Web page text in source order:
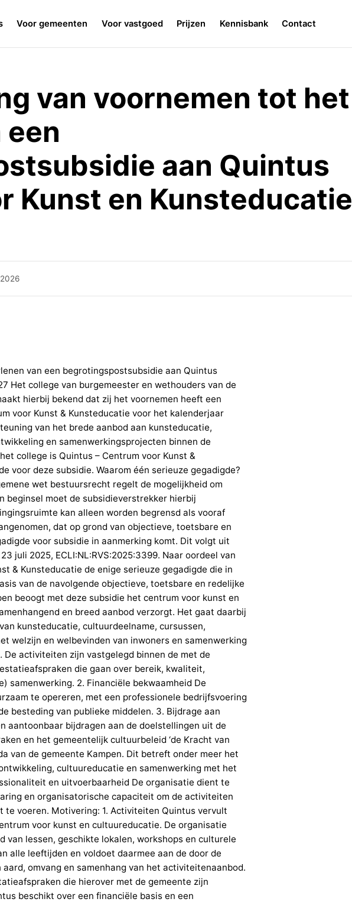
Voor gemeenten Voor vastgoed Prijzen Kennisbank Contact
van voornemen tot het
aan Quintus
Kunst en Kunsteducatie
van een begrotingspostsubsidie aan Quintus
Het college van burgemeester en wethouders van de
hierbij bekend dat zij het voornemen heeft een
voor Kunst & Kunsteducatie voor het kalenderjaar
van het brede aanbod aan kunsteducatie,
en samenwerkingsprojecten binnen de
college is Quintus – Centrum voor Kunst &
voor deze subsidie. Waarom één serieuze gegadigde?
wet bestuursrecht regelt de mogelijkheid om
beginsel moet de subsidieverstrekker hierbij
kan alleen worden begrensd als vooraf
dat op grond van objectieve, toetsbare en
voor subsidie in aanmerking komt. Dit volgt uit
juli 2025, ECLI:NL:RVS:2025:3399. Naar oordeel van
& Kunsteducatie de enige serieuze gegadigde die in
van de navolgende objectieve, toetsbare en redelijke
beoogt met deze subsidie het centrum voor kunst en
en breed aanbod verzorgt. Het gaat daarbij
kunsteducatie, cultuurdeelname, cursussen,
welzijn en welbevinden van inwoners en samenwerking
activiteiten zijn vastgelegd binnen de met de
die gaan over bereik, kwaliteit,
samenwerking. 2. Financiële bekwaamheid De
te opereren, met een professionele bedrijfsvoering
besteding van publieke middelen. 3. Bijdrage aan
aantoonbaar bijdragen aan de doelstellingen uit de
en het gemeentelijk cultuurbeleid ‘de Kracht van
van de gemeente Kampen. Dit betreft onder meer het
cultuureducatie en samenwerking met het
en uitvoerbaarheid De organisatie dient te
en organisatorische capaciteit om de activiteiten
voeren. Motivering: 1. Activiteiten Quintus vervult
voor kunst en cultuureducatie. De organisatie
van lessen, geschikte lokalen, workshops en culturele
alle leeftijden en voldoet daarmee aan de door de
omvang en samenhang van het activiteitenaanbod.
die hierover met de gemeente zijn
beschikt over een financiële basis en een